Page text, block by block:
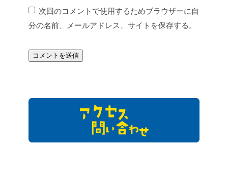
次回のコメントで使用するためブラウザーに自
分の名前、メールアドレス、サイトを保存する。